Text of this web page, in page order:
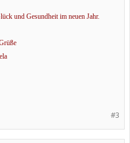
und Gesundheit im neuen Jahr.
#3